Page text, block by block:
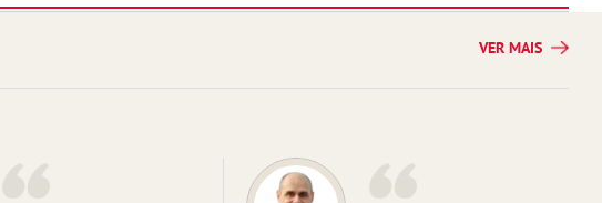
VER MAIS